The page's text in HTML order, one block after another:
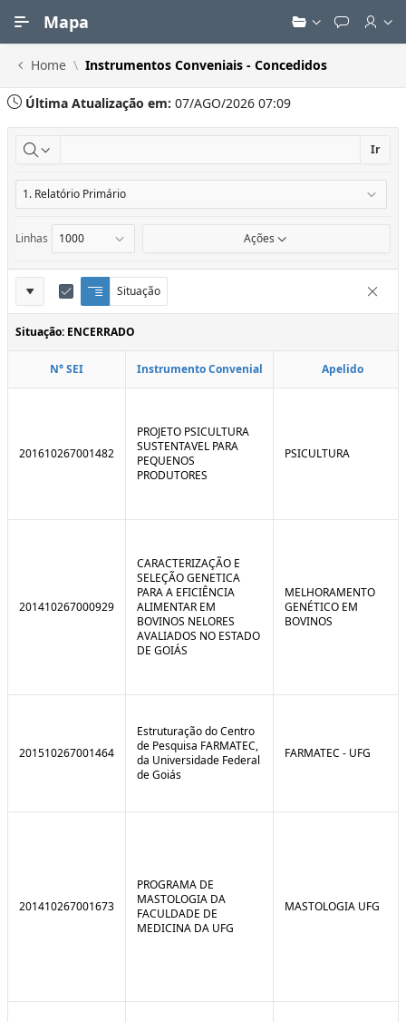
Mapa
Home Instrumentos Conveniais - Concedidos
Última Atualização em: 07/AGO/2026 07:09
Ir
Linhas Ações
Definições
do
Relatório
Situação
Q
u
e
b
E
d
i
t
Situação: ENCERRADO
N° SEI Instrumento Convenial Apelido
201610267001482
PROJETO PSICULTURA
SUSTENTAVEL PARA
PEQUENOS
PRODUTORES
PSICULTURA
201410267000929
CARACTERIZAÇÃO E
SELEÇÃO GENETICA
PARA A EFICIÊNCIA
ALIMENTAR EM
BOVINOS NELORES
AVALIADOS NO ESTADO
DE GOIÁS
MELHORAMENTO
GENÉTICO EM
BOVINOS
201510267001464
Estruturação do Centro
de Pesquisa FARMATEC,
da Universidade Federal
de Goiás
FARMATEC - UFG
201410267001673
PROGRAMA DE
MASTOLOGIA DA
FACULDADE DE
MEDICINA DA UFG
MASTOLOGIA UFG